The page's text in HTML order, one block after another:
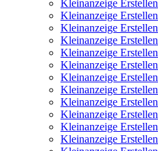
Kleinanzeige Erstellen
Kleinanzeige Erstellen
Kleinanzeige Erstellen
Kleinanzeige Erstellen
Kleinanzeige Erstellen
Kleinanzeige Erstellen
Kleinanzeige Erstellen
Kleinanzeige Erstellen
Kleinanzeige Erstellen
Kleinanzeige Erstellen
Kleinanzeige Erstellen
Kleinanzeige Erstellen